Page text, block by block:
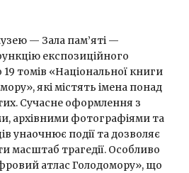
— Зала пам’яті —
експозиційного
19 томів «Національної книги
які містять імена понад
Сучасне оформлення з
архівними фотографіями та
унаочнює події та дозволяє
масштаб трагедії. Особливо
атлас Голодомору», що